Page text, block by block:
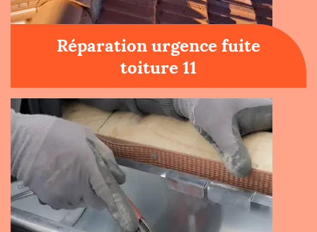
Réparation urgence fuite
toiture 11